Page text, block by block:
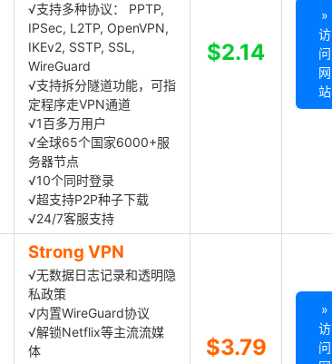
√支持多种协议： PPTP,
IPSec, L2TP, OpenVPN,
IKEv2, SSTP, SSL,
WireGuard
√支持拆分隧道功能，可指
定程序走VPN通道
√1百多万用户
√全球65个国家6000+服
务器节点
√10个同时登录
√超支持P2P种子下载
√24/7客服支持
$2.14
»
访
问
网
站
Strong VPN
√无数据日志记录和透明隐
私政策
√内置WireGuard协议
√解锁Netflix等主流流媒
体
$3.79
»
访
问